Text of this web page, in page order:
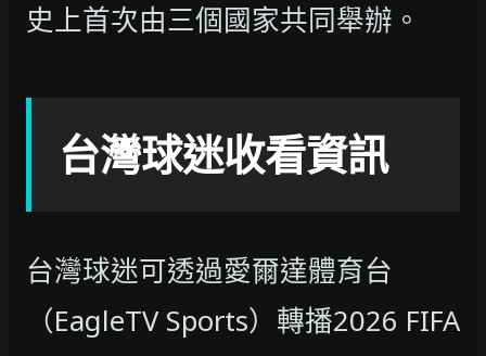
史上首次由三個國家共同舉辦。
台灣球迷收看資訊
台灣球迷可透過愛爾達體育台
（EagleTV Sports）轉播2026 FIFA